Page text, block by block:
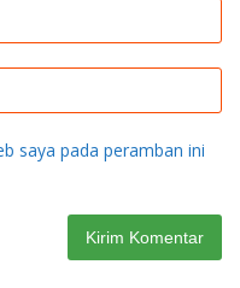
saya pada peramban ini